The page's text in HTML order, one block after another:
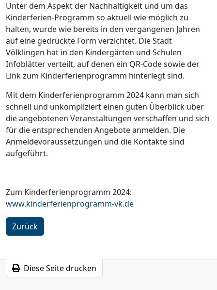
Unter dem Aspekt der Nachhaltigkeit und um das
Kinderferien-Programm so aktuell wie möglich zu
halten, wurde wie bereits in den vergangenen Jahren
auf eine gedruckte Form verzichtet. Die Stadt
Völklingen hat in den Kindergärten und Schulen
Infoblätter verteilt, auf denen ein QR-Code sowie der
Link zum Kinderferienprogramm hinterlegt sind.
Mit dem Kinderferienprogramm 2024 kann man sich
schnell und unkompliziert einen guten Überblick über
die angebotenen Veranstaltungen verschaffen und sich
für die entsprechenden Angebote anmelden. Die
Anmeldevoraussetzungen und die Kontakte sind
aufgeführt.
Zum Kinderferienprogramm 2024:
www.kinderferienprogramm-vk.de
Zurück
Diese Seite drucken